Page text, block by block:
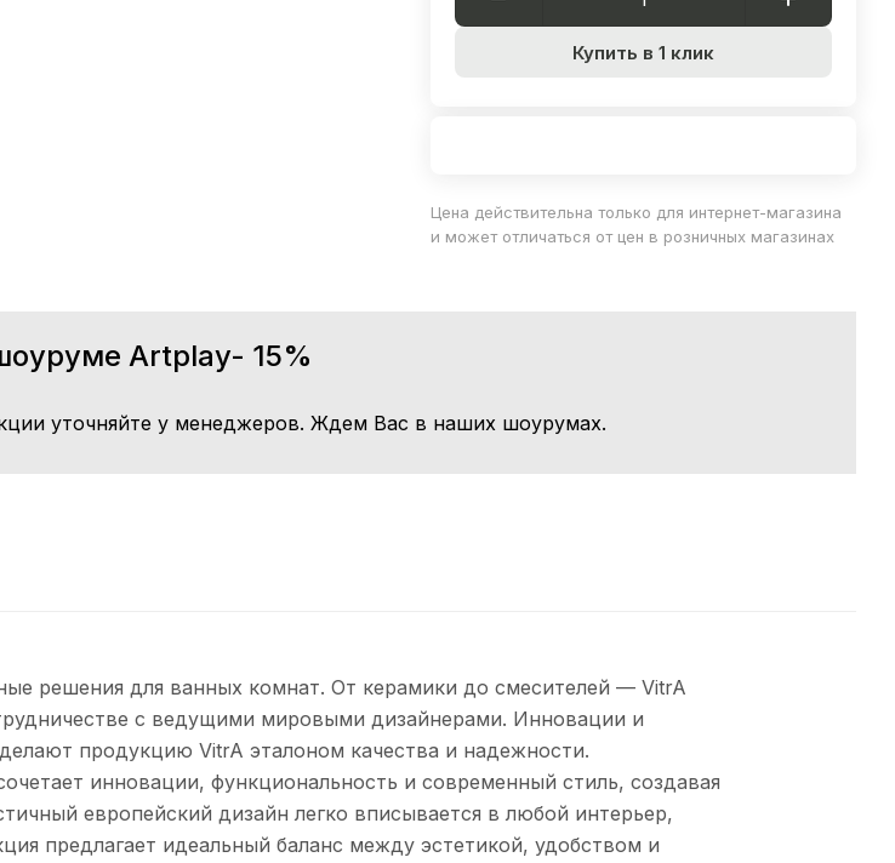
Купить в 1 клик
Цена действительна только для интернет-магазина
и может отличаться от цен в розничных магазинах
Artplay- 15%
уточняйте у менеджеров. Ждем Вас в наших шоурумах.
решения для ванных комнат. От керамики до смесителей — VitrA
с ведущими мировыми дизайнерами. Инновации и
продукцию VitrA эталоном качества и надежности.
инновации, функциональность и современный стиль, создавая
европейский дизайн легко вписывается в любой интерьер,
предлагает идеальный баланс между эстетикой, удобством и